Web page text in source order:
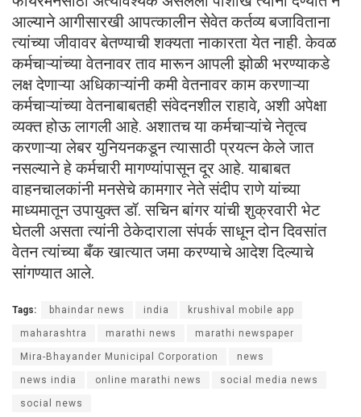
आल्याने आगीसारखी आपत्कालीन सेवेत कर्तव्य बजाविताना
त्यांच्या जीवावर बेतण्याची शक्यता नाकारता येत नाही. केवळ
कर्मचाऱ्यांच्या वेतनावर ताव मारून आपली झोळी भरण्याकडे
लक्ष देणाऱ्या अधिकाऱ्यांनी कमी वेतनावर काम करणाऱ्या
कर्मचाऱ्यांच्या वेतनाबाबतही संवेदनशील राहावे, अशी अपेक्षा
व्यक्त होऊ लागली आहे. अशातच या कर्मचाऱ्यांचे नेतृत्व
करणाऱ्या लेबर युनियनकडून त्यासाठी प्रयत्न केले जात
नसल्याने हे कर्मचारी मागण्यांपासून दूर आहे. याबाबत
वाहनचालकांनी मनसेचे कामगार नेते संदीप राणे यांच्या
माध्यमातून उपायुक्त डॉ. सचिन बांगर यांची शुक्रवारी भेट
घेतली असता त्यांनी ठेकेदाराला संपर्क साधून दोन दिवसांत
वेतन त्यांच्या बँक खात्यात जमा करण्याचे आदेश दिल्याचे
सांगण्यात आले.
Tags: bhaindar news india krushival mobile app
maharashtra marathi news marathi newspaper
Mira-Bhayander Municipal Corporation news
news india online marathi news social media news
social news